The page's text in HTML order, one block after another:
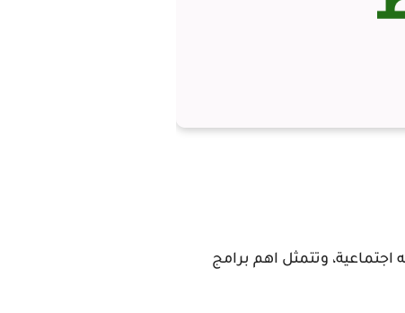
وتتمثل اهم برامج